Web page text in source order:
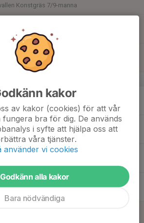
Konstgräs 7/9-manna
B-plan
Konstgräs 7/9-manna
kakor
av kakor (cookies) för att vår
fungera bra för dig. De används
i syfte att hjälpa oss att
våra tjänster.
använder vi cookies
Godkänn alla kakor
Bara nödvändiga